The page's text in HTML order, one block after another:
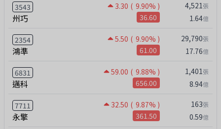
3543 3.30 ( 9.90% )
州巧 36.60
4,521張
1.64億
2354 5.50 ( 9.90% )
鴻準 61.00
29,790張
17.76億
6831 59.00 ( 9.88% )
邁科 656.00
1,401張
8.94億
7711 32.50 ( 9.87% )
永擎 361.50
163張
0.59億